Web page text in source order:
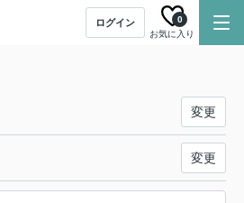
ログイン
お気に入り
0
変更
変更